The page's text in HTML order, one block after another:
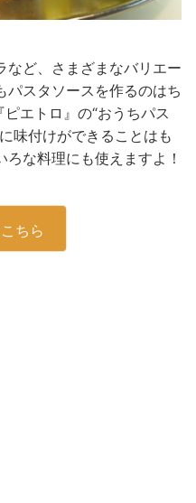
など、さまざまなバリエー
パスタソースを作るのはち
エトロ』の“おうちパス
味付けができることはも
な料理にも使えますよ！
ちら